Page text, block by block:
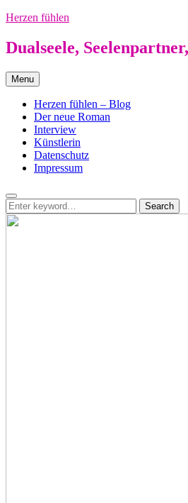
Skip
content
Herzen fühlen
Dualseele,
Menu
Herzen fühlen – Blog
Der neue Roman
Interview
Künstlerin
Datenschutz
Impressum
Search
Search
for:
Search